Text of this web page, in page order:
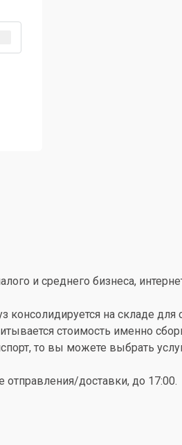
и среднего бизнеса,
консолидируется на складе
стоимость именно
то вы можете выбрать
доставки, до 17:00.